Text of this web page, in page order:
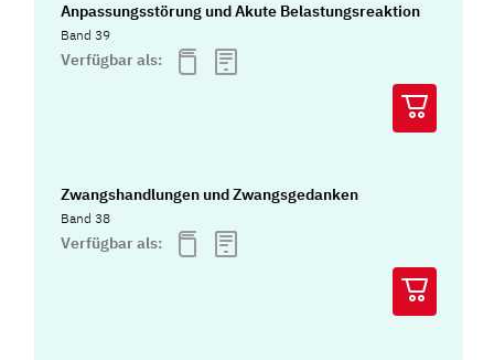
Anpassungsstörung und Akute Belastungsreaktion
Band 39
Verfügbar als:
Zwangshandlungen und Zwangsgedanken
Band 38
Verfügbar als: